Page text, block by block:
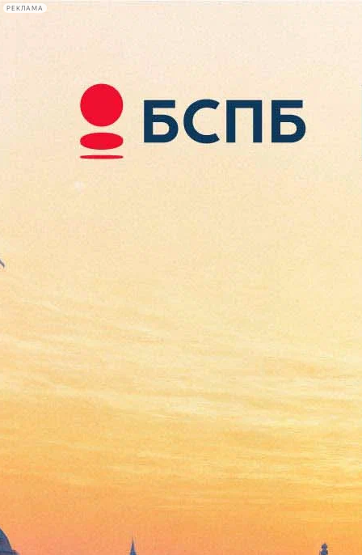
РЕКЛАМА
Сегодня:
2026.08.09
16:47
Афиша Plus
Музей «Царское Село»
достиг «физического» пика
посещаемости
Версия для печати